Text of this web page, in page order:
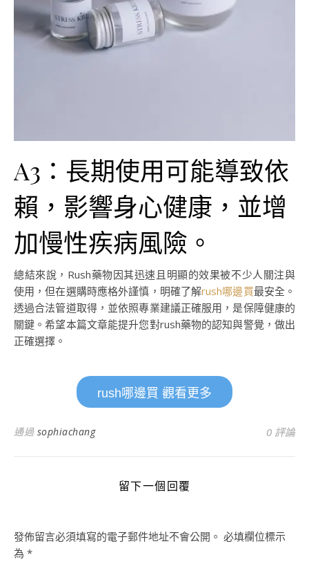
A3：長期使用可能導致依
賴，影響身心健康，並增
加慢性疾病風險。
總結來說，Rush藥物因其迅速且明顯的效果被不少人關注與
使用，但在選購時應格外謹慎，明確了解rush哪邊買最安全。
透過合法管道取得，並依照專業建議正確服用，是保障健康的
關鍵。希望本篇文章能提升您對rush藥物的認知與警覺，做出
正確選擇。
rush哪邊買 觀看更多
通過 sophiachang 0 評論
留下一個回覆
發佈留言必須填寫的電子郵件地址不會公開。 必填欄位標示
為 *